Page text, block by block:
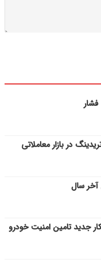
در بازار معاملاتی
سال
جدید تامین امنیت خودرو